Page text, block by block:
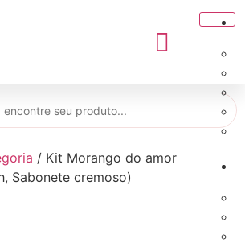
/ Kit Morango do amor
Sabonete cremoso)